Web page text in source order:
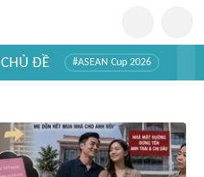
CHỦ ĐỀ #ASEAN Cup 2026